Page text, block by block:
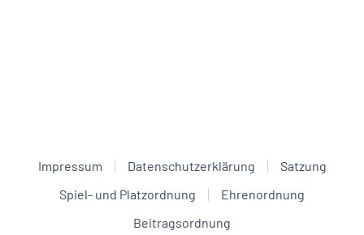
Impressum Datenschutzerklärung
Satzung
Spiel- und Platzordnung
Ehrenordnung
Beitragsordnung